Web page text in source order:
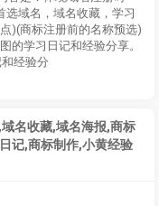
选域名，域名收藏，学习
)(商标注册前的名称预选)
的学习日记和经验分享。
经验分
名收藏,域名海报,商标
记,商标制作,小黄经验